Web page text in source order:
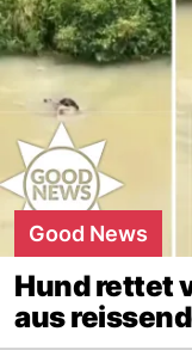
Good News
Hund rettet
aus